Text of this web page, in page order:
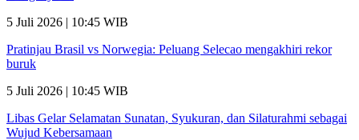
5 Juli 2026 | 10:45 WIB
Pratinjau Brasil vs Norwegia: Peluang Selecao mengakhiri rekor
buruk
5 Juli 2026 | 10:45 WIB
Libas Gelar Selamatan Sunatan, Syukuran, dan Silaturahmi sebagai
Wujud Kebersamaan